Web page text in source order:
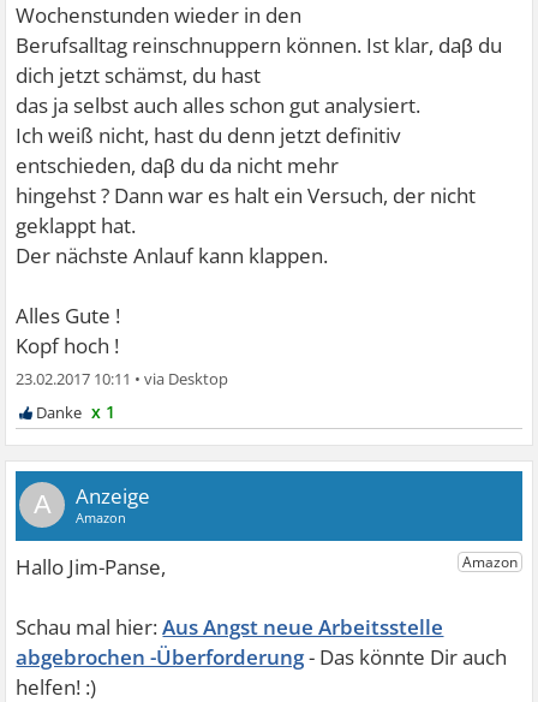
Wochenstunden wieder in den
Berufsalltag reinschnuppern können. Ist klar, daβ du
dich jetzt schämst, du hast
das ja selbst auch alles schon gut analysiert.
Ich weiß nicht, hast du denn jetzt definitiv
entschieden, daβ du da nicht mehr
hingehst ? Dann war es halt ein Versuch, der nicht
geklappt hat.
Der nächste Anlauf kann klappen.
Alles Gute !
Kopf hoch !
23.02.2017 10:11 •
x 1
A
Aus Angst neue Arbeitsstelle
abgebrochen -Überforderung